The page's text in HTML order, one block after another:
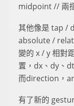
midpoint // 兩
其他像是 tap /
absolute /
變的 x / y 相對
置，dx、dy、
而direction，
有了新的